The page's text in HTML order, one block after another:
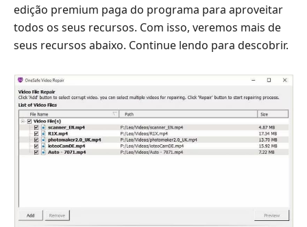
edição premium paga do programa para aproveitar
todos os seus recursos. Com isso, veremos mais de
seus recursos abaixo. Continue lendo para descobrir.